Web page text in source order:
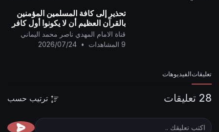
تحذير إلى كافة المسلمين المؤمنين
بالقرآن العظيم أن لا يكونوا أول كافرٍ
به ..
قناة الامام المهدي ناصر محمد اليماني
9 المشاهدات
•
2026/07/24
تعليقات الفيديوهات
28 تعليقات ترتيب حسب